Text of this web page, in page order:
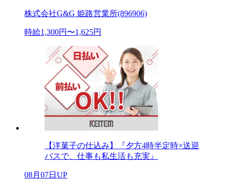
株式会社G&G 姫路営業所(896906)
時給1,300円〜1,625円
【洋菓子の仕込み】『夕方4時半定時×送迎
バスで、仕事も私生活も充実』
08月07日UP